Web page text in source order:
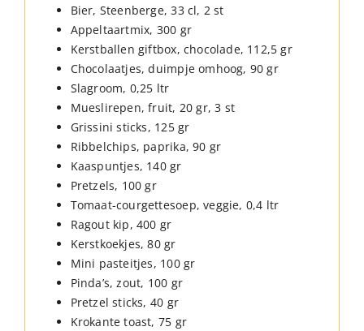
Bier, Steenberge, 33 cl, 2 st
Appeltaartmix, 300 gr
Kerstballen giftbox, chocolade, 112,5 gr
Chocolaatjes, duimpje omhoog, 90 gr
Slagroom, 0,25 ltr
Mueslirepen, fruit, 20 gr, 3 st
Grissini sticks, 125 gr
Ribbelchips, paprika, 90 gr
Kaaspuntjes, 140 gr
Pretzels, 100 gr
Tomaat-courgettesoep, veggie, 0,4 ltr
Ragout kip, 400 gr
Kerstkoekjes, 80 gr
Mini pasteitjes, 100 gr
Pinda’s, zout, 100 gr
Pretzel sticks, 40 gr
Krokante toast, 75 gr